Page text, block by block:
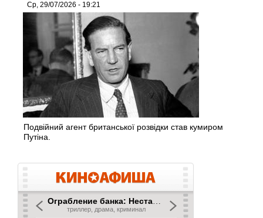
Ср, 29/07/2026 - 19:21
Подвійний агент британської розвідки став кумиром
Путіна.